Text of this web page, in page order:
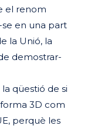
el renom
en una part
la Unió, la
demostrar-
qüestió de si
3D com
perquè les